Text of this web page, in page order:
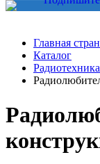
Главная
Каталог